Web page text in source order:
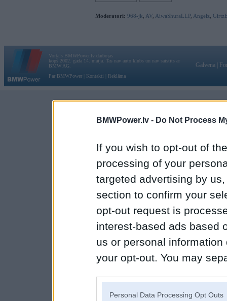
BMWPower.lv - Do Not Process
If you wish to opt-out of
processing of your
targeted advertising by
section to confirm your
opt-out request is
interest-based ads based
us or personal
your opt-out. You may
Personal Data Processing Opt Outs
Moderatori: 968-jk AV AiwaShuraLLP, Angelz
Vortāls BMWPower.lv darbojas
kopš 2002. gada 14. maija. Tas nav auto klubs un nav saistīts ar
BMW AG.
Par BMWPower
Kontakti Reklāma
Galvena